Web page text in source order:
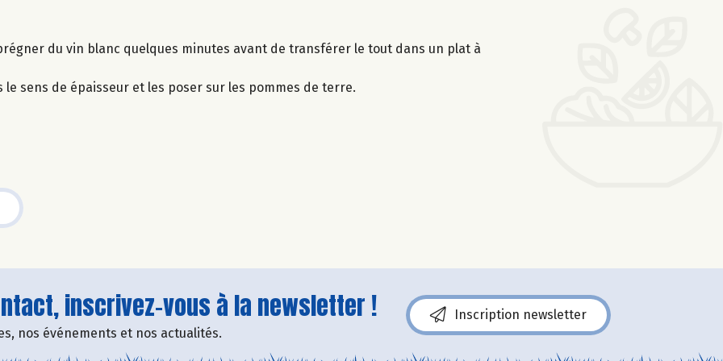
du vin blanc quelques minutes avant de transférer le tout dans un plat à
sens de épaisseur et les poser sur les pommes de terre.
inscrivez-vous à la newsletter !
nos événements et nos actualités.
Inscription newsletter